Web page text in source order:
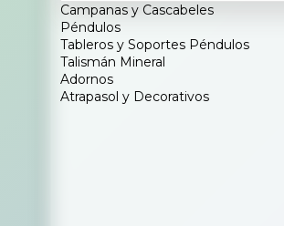
Campanas y Cascabeles
Péndulos
Tableros y Soportes Péndulos
Talismán Mineral
Adornos
Atrapasol y Decorativos